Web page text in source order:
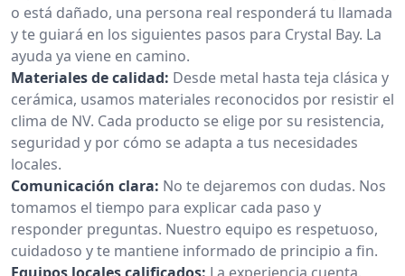
o está dañado, una persona real responderá tu llamada
y te guiará en los siguientes pasos para Crystal Bay. La
ayuda ya viene en camino.
Materiales de calidad: Desde metal hasta teja clásica y
cerámica, usamos materiales reconocidos por resistir el
clima de NV. Cada producto se elige por su resistencia,
seguridad y por cómo se adapta a tus necesidades
locales.
Comunicación clara: No te dejaremos con dudas. Nos
tomamos el tiempo para explicar cada paso y
responder preguntas. Nuestro equipo es respetuoso,
cuidadoso y te mantiene informado de principio a fin.